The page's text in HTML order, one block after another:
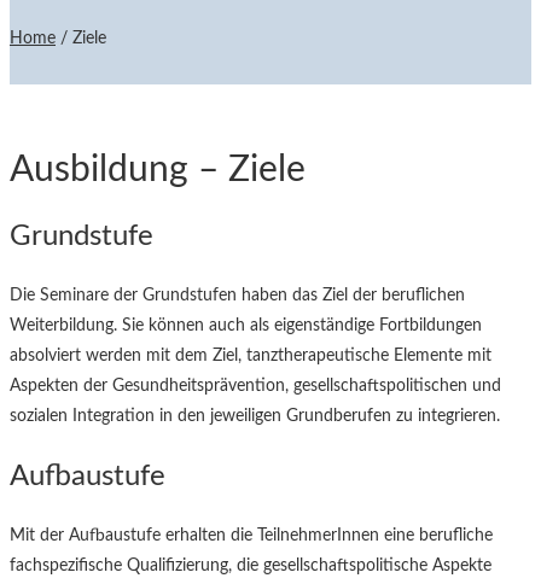
Home / Ziele
Ausbildung – Ziele
Grundstufe
Die Seminare der Grundstufen haben das Ziel der beruflichen
Weiterbildung. Sie können auch als eigenständige Fortbildungen
absolviert werden mit dem Ziel, tanztherapeutische Elemente mit
Aspekten der Gesundheitsprävention, gesellschaftspolitischen und
sozialen Integration in den jeweiligen Grundberufen zu integrieren.
Aufbaustufe
Mit der Aufbaustufe erhalten die TeilnehmerInnen eine berufliche
fachspezifische Qualifizierung, die gesellschaftspolitische Aspekte